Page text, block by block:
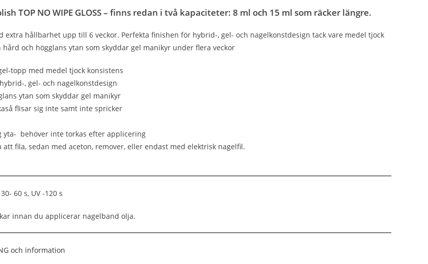
TOP NO WIPE GLOSS – finns redan i två kapaciteter: 8 ml och 15 ml som räcker längre.
extra hållbarhet upp till 6 veckor. Perfekta finishen för hybrid-, gel- och nagelkonstdesign tack vare medel tjock
hård och högglans ytan som skyddar gel manikyr under flera veckor
topp med medel tjock konsistens
, gel- och nagelkonstdesign
ytan som skyddar gel manikyr
flisar sig inte samt inte spricker
yta- behöver inte torkas efter applicering
att fila, sedan med aceton, remover, eller endast med elektrisk nagelfil.
60 s, UV -120 s
innan du applicerar nagelband olja.
och information